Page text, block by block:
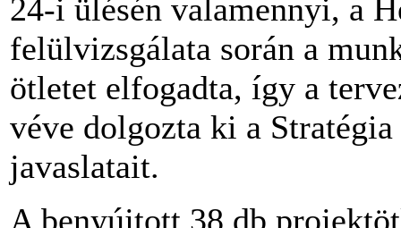
24-i ülésén valamennyi, a
felülvizsgálata során a
ötletet elfogadta, így a
véve dolgozta ki a
javaslatait.
A benyújtott 38 db